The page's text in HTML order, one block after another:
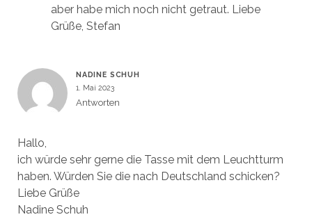
aber habe mich noch nicht getraut. Liebe
Grüße, Stefan
NADINE SCHUH
1. Mai 2023
Antworten
Hallo,
ich würde sehr gerne die Tasse mit dem Leuchtturm
haben. Würden Sie die nach Deutschland schicken?
Liebe Grüße
Nadine Schuh